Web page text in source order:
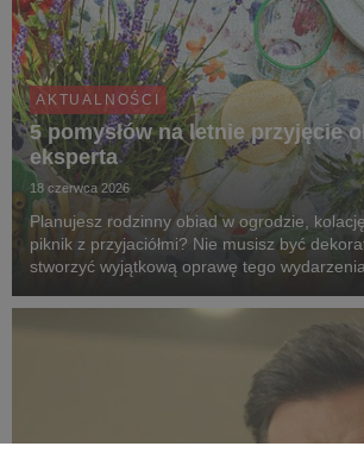
AKTUALNOŚCI
5 pomysłów na letnie przyjęcie
eksperta
18 czerwca 2026
Planujesz rodzinny obiad w ogrodzie,
piknik z przyjaciółmi? Nie musisz być
stworzyć wyjątkową oprawę tego
zmienią zwykłe spotkanie na świeżym ...